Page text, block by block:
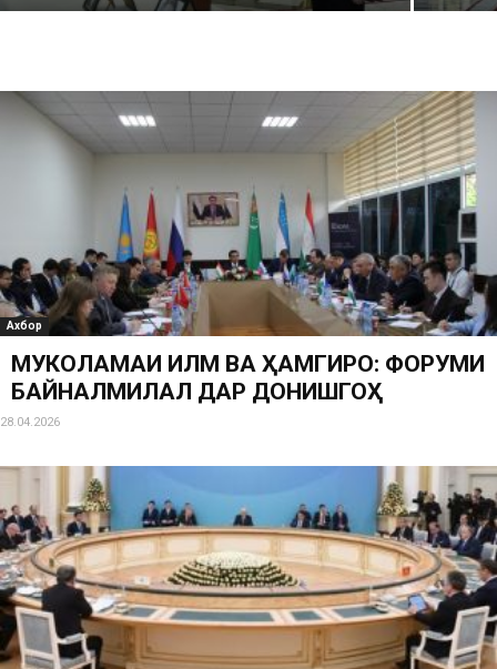
Ахбор
МУКОЛАМАИ ИЛМӢ ВА ҲАМГИРОӢ: ФОРУМИ
БАЙНАЛМИЛАЛӢ ДАР ДОНИШГОҲ
28.04.2026